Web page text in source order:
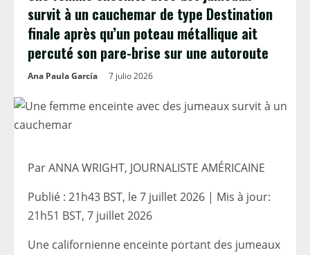
survit à un cauchemar de type Destination
finale après qu’un poteau métallique ait
percuté son pare-brise sur une autoroute
Ana Paula García 7 julio 2026
Par ANNA WRIGHT, JOURNALISTE AMÉRICAINE
Publié : 21h43 BST, le 7 juillet 2026 | Mis à jour:
21h51 BST, 7 juillet 2026
Une californienne enceinte portant des jumeaux